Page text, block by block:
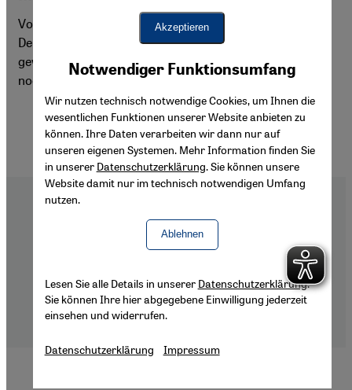
Vor 40 Jahren kamen die ersten Gastarbeiter nach
Deutschland. Mittlerweile ist die erste Generation alt
geworden. Deutsche Pflegeeinrichtungen sind darauf
noch nicht eingestellt. Es gibt aber eine Ausnahme.
Impressum
Datenschutzerklärung
Barrierefreiheitserklärung
Notwendiger Funktionsumfang
Wir nutzen technisch notwendige Cookies, um Ihnen die
wesentlichen Funktionen unserer Website anbieten zu
können. Ihre Daten verarbeiten wir dann nur auf
unseren eigenen Systemen. Mehr Information finden Sie
in unserer Datenschutzerklärung. Sie können unsere
Website damit nur im technisch notwendigen Umfang
nutzen.
Ablehnen
Google Maps Embed
Akzeptieren
Lesen Sie alle Details in unserer Datenschutzerklärung.
Sie können Ihre hier abgegebene Einwilligung jederzeit
einsehen und widerrufen.
Datenschutzerklärung Impressum